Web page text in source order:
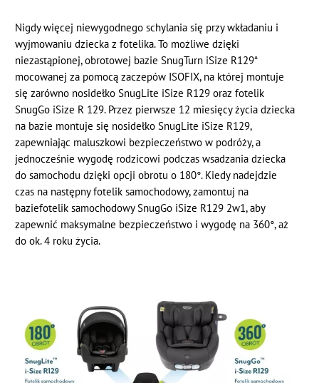
Nigdy więcej niewygodnego schylania się przy wkładaniu i
wyjmowaniu dziecka z fotelika. To możliwe dzięki
niezastąpionej, obrotowej bazie SnugTurn iSize R129*
mocowanej za pomocą zaczepów ISOFIX, na której montuje
się zarówno nosidełko SnugLite iSize R129 oraz fotelik
SnugGo iSize R 129. Przez pierwsze 12 miesięcy życia dziecka
na bazie montuje się nosidełko SnugLite iSize R129,
zapewniając maluszkowi bezpieczeństwo w podróży, a
jednocześnie wygodę rodzicowi podczas wsadzania dziecka
do samochodu dzięki opcji obrotu o 180°. Kiedy nadejdzie
czas na następny fotelik samochodowy, zamontuj na
baziefotelik samochodowy SnugGo iSize R129 2w1, aby
zapewnić maksymalne bezpieczeństwo i wygodę na 360°, aż
do ok. 4 roku życia.